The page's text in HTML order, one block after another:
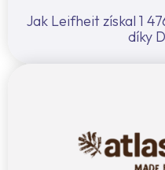
Jak Leifheit získal 1
díky